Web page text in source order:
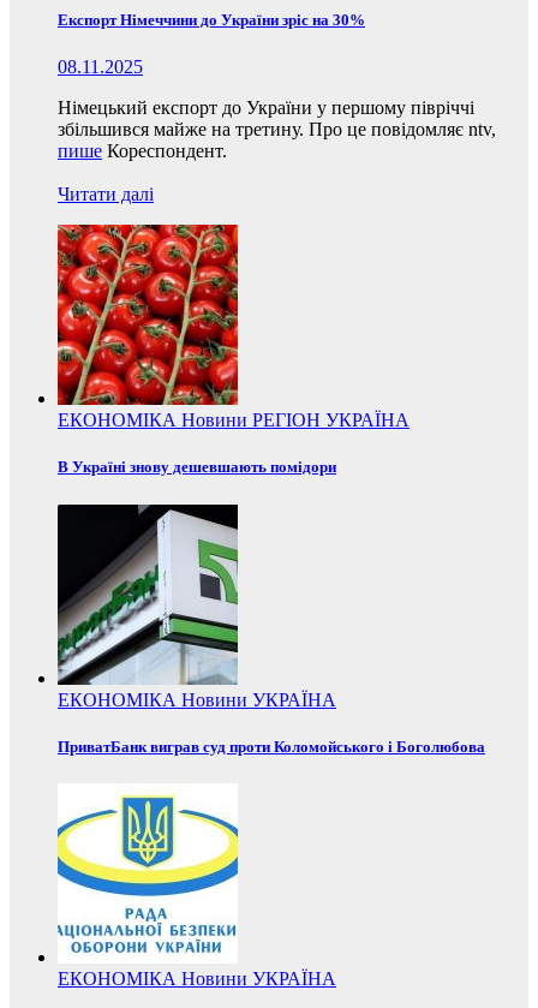
Експорт Німеччини до України зріс на 30%
08.11.2025
Німецький експорт до України у першому півріччі
збільшився майже на третину. Про це повідомляє ntv,
пише Кореспондент.
Читати далі
ЕКОНОМІКА Новини РЕГІОН УКРАЇНА
В Україні знову дешевшають помідори
ЕКОНОМІКА Новини УКРАЇНА
ПриватБанк виграв суд проти Коломойського і Боголюбова
ЕКОНОМІКА Новини УКРАЇНА